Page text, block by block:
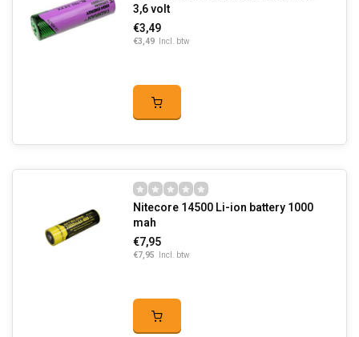
3,6 volt
€3,49
€3,49 Incl. btw
Nitecore 14500 Li-ion battery 1000
mah
€7,95
€7,95 Incl. btw